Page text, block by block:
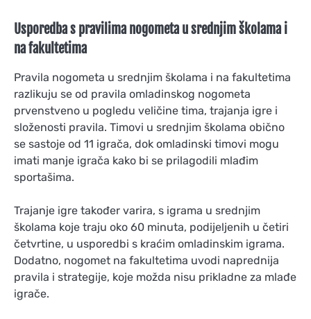
Usporedba s pravilima nogometa u srednjim školama i
na fakultetima
Pravila nogometa u srednjim školama i na fakultetima
razlikuju se od pravila omladinskog nogometa
prvenstveno u pogledu veličine tima, trajanja igre i
složenosti pravila. Timovi u srednjim školama obično
se sastoje od 11 igrača, dok omladinski timovi mogu
imati manje igrača kako bi se prilagodili mlađim
sportašima.
Trajanje igre također varira, s igrama u srednjim
školama koje traju oko 60 minuta, podijeljenih u četiri
četvrtine, u usporedbi s kraćim omladinskim igrama.
Dodatno, nogomet na fakultetima uvodi naprednija
pravila i strategije, koje možda nisu prikladne za mlađe
igrače.